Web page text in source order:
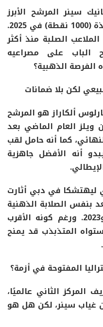
سينرالمرشح الأبرز
2025
.
الصلبة منذ أكثر
الباب على مصراعيه
الذهبية؟
لكن بلا ضمانات
ألكارازهو المرشح
ويلز العام الماضي بعد
كما أنه حامل لقب
أنه الأفضل جاهزية
ليهتشكا في دبي أثارت
بنفس الصلابة الذهنية
التي كان عليها في 2022 و2023. ورغم كونه الأقرب
المتذبذب قد يمنح
.
المفتوحة في أزمة؟
المركز الثاني عالميًا،
سينر، لكن هل هو